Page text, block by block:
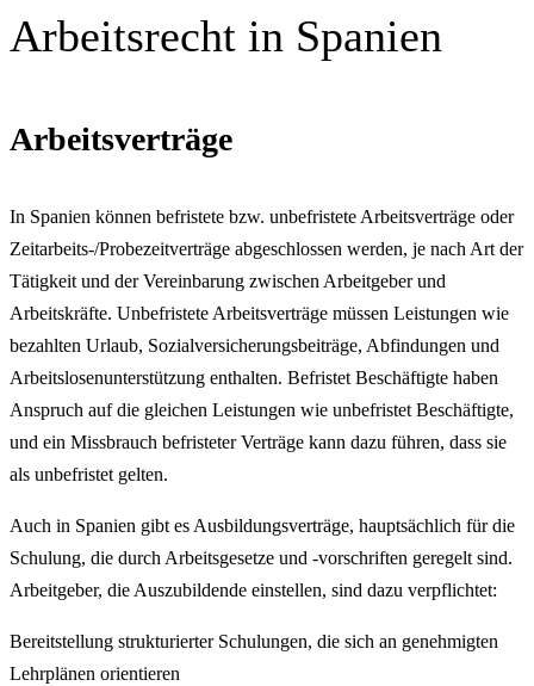
Arbeitsrecht in Spanien
Arbeitsverträge
In Spanien können befristete bzw. unbefristete Arbeitsverträge oder
Zeitarbeits-/Probezeitverträge abgeschlossen werden, je nach Art der
Tätigkeit und der Vereinbarung zwischen Arbeitgeber und
Arbeitskräfte. Unbefristete Arbeitsverträge müssen Leistungen wie
bezahlten Urlaub, Sozialversicherungsbeiträge, Abfindungen und
Arbeitslosenunterstützung enthalten. Befristet Beschäftigte haben
Anspruch auf die gleichen Leistungen wie unbefristet Beschäftigte,
und ein Missbrauch befristeter Verträge kann dazu führen, dass sie
als unbefristet gelten.
Auch in Spanien gibt es Ausbildungsverträge, hauptsächlich für die
Schulung, die durch Arbeitsgesetze und -vorschriften geregelt sind.
Arbeitgeber, die Auszubildende einstellen, sind dazu verpflichtet:
Bereitstellung strukturierter Schulungen, die sich an genehmigten
Lehrplänen orientieren